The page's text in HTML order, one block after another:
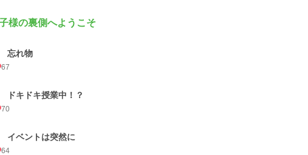
様の裏側へようこそ
忘れ物
67
キドキ授業中！？
70
イベントは突然に
64